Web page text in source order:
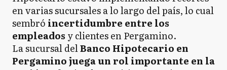
en varias sucursales a lo largo del país, lo cual
sembró incertidumbre entre los
empleados y clientes en Pergamino.
La sucursal delBanco Hipotecario en
Pergamino juega un rol importante en la